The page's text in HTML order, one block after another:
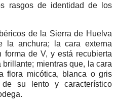
rasgos de identidad de los
de la Sierra de Huelva
la anchura; la cara externa
forma de V, y está recubierta
mientras que, la cara
flora micótica, blanca o gris
su lento y característico